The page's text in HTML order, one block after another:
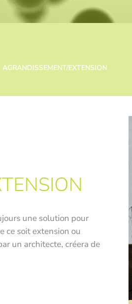
AGRANDISSEMENT/EXTENSION
une solution pour
ce soit extension ou
un architecte, créera de